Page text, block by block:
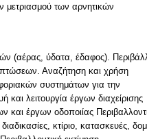
μετριασμού των αρνητικών
(αέρας, ύδατα, έδαφος).
Αναζήτηση και χρήση
συστημάτων για την
λειτουργία έργων διαχείρισης
έργων οδοποιίας
κτίριο, κατασκευές,